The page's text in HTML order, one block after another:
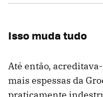
Isso muda tudo
Até então,
mais espessas da